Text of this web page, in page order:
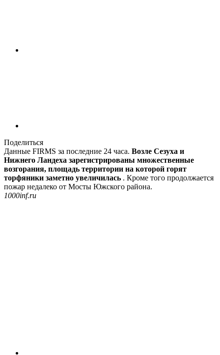
Поделиться
Данные FIRMS за последние 24 часа. Возле Сезуха и
Нижнего Ландеха зарегистрированы множественные
возгорания, площадь территории на которой горят
торфяники заметно увеличилась . Кроме того продолжается
пожар недалеко от Мосты Южского района.
1000inf.ru